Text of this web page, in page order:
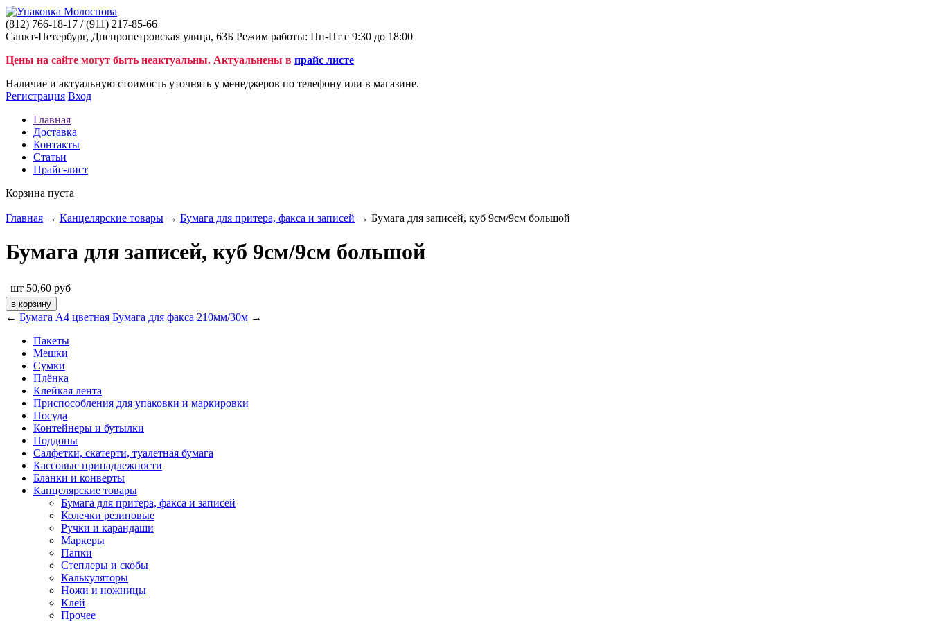
(812) 766-18-17 / (911) 217-85-66
Санкт-Петербург, Днепропетровская улица, 63Б Режим работы: Пн-Пт с 9:30 до 18:00
Цены на сайте могут быть неактуальны. Актуальнены в прайс листе
Наличие и актуальную стоимость уточнять у менеджеров по телефону или в магазине.
Регистрация Вход
Главная
Доставка
Контакты
Статьи
Прайс-лист
Корзина пуста
Главная → Канцелярские товары → Бумага для притера, факса и записей → Бумага для записей, куб 9см/9см большой
Бумага для записей, куб 9см/9см большой
шт 50,60 руб
← Бумага A4 цветная Бумага для факса 210мм/30м →
Пакеты
Мешки
Сумки
Плёнка
Клейкая лента
Приспособления для упаковки и маркировки
Посуда
Контейнеры и бутылки
Поддоны
Салфетки, скатерти, туалетная бумага
Кассовые принадлежности
Бланки и конверты
Канцелярские товары
Бумага для притера, факса и записей
Колечки резиновые
Ручки и карандаши
Маркеры
Папки
Степлеры и скобы
Калькуляторы
Ножи и ножницы
Клей
Прочее